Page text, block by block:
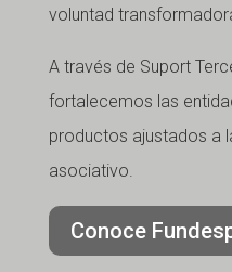
voluntad
A través de Suport
fortalecemos las
productos ajustados a
asociativo.
Conoce